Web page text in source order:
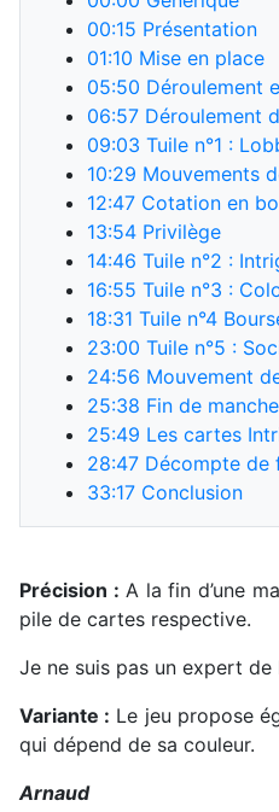
00:15 Présentation
01:10 Mise en place
05:50 Déroulement
06:57 Déroulement
09:03 Tuile n°1 :
10:29 Mouvements
12:47 Cotation en
13:54 Privilège
14:46 Tuile n°2 :
16:55 Tuile n°3 :
18:31 Tuile n°4
23:00 Tuile n°5 :
24:56 Mouvement
25:38 Fin de manche
25:49 Les cartes
28:47 Décompte de
33:17 Conclusion
Précision : A la fin d’une
pile de cartes respective.
Je ne suis pas un expert
Variante : Le jeu propose
qui dépend de sa couleur.
Arnaud